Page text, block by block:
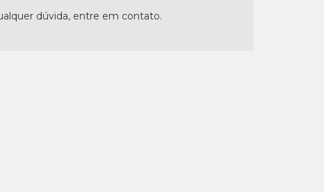
dúvida, entre em contato.